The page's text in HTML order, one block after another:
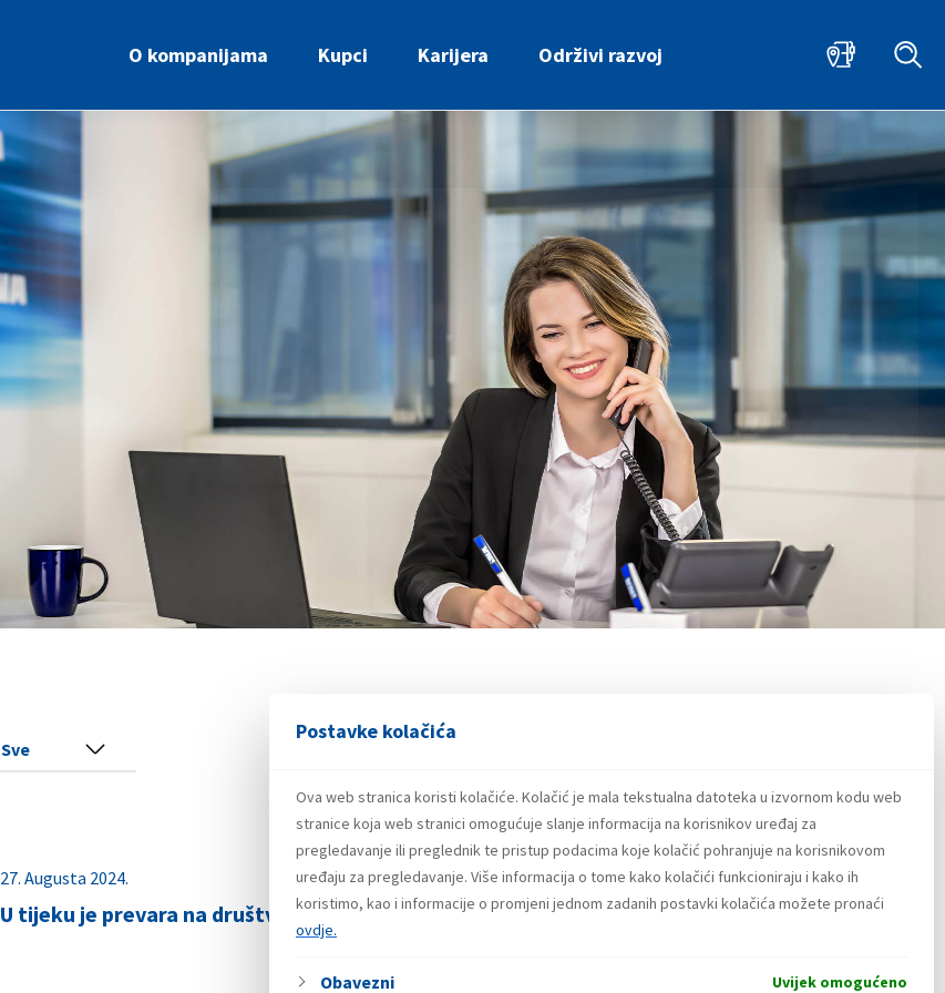
Postavke kolačića
Ova web stranica koristi kolačiće. Kolačić je mala tekstualna datoteka u izvornom kodu web
stranice koja web stranici omogućuje slanje informacija na korisnikov uređaj za
pregledavanje ili preglednik te pristup podacima koje kolačić pohranjuje na korisnikovom
uređaju za pregledavanje. Više informacija o tome kako kolačići funkcioniraju i kako ih
koristimo, kao i informacije o promjeni jednom zadanih postavki kolačića možete pronaći
ovdje.
Obavezni Uvijek omogućeno
O kompanijama Kupci Karijera Održivi razvoj
Sve
27. Augusta 2024.
U tijeku je prevara na društvenim mrežama o investicijskim ulaganjima povezanim s Holdinom